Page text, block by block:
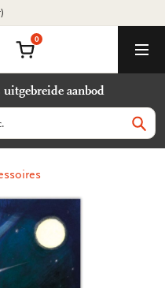
Winkelmand
0
aanbod